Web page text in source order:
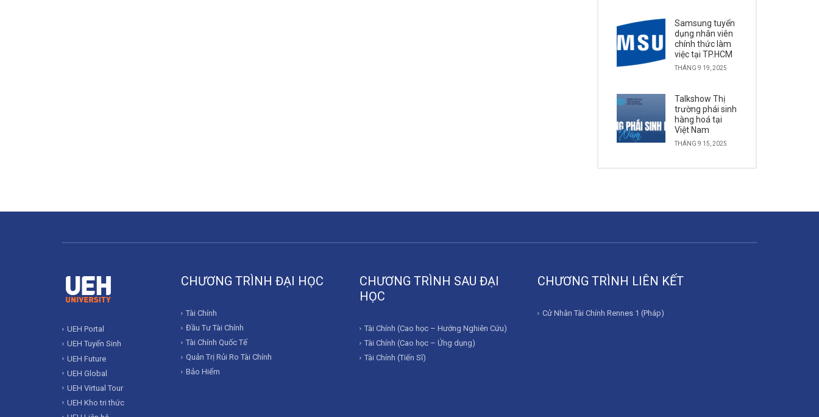
Samsung tuyển
dụng nhân viên
chính thức làm
việc tại TP.HCM
THÁNG 9 19, 2025
Talkshow Thị
trường phái sinh
hàng hoá tại
Việt Nam
THÁNG 9 15, 2025
UEH Portal
UEH Tuyển Sinh
UEH Future
UEH Global
UEH Virtual Tour
UEH Kho tri thức
CHƯƠNG TRÌNH ĐẠI HỌC
Tài Chính
Đầu Tư Tài Chính
Tài Chính Quốc Tế
Quản Trị Rủi Ro Tài Chính
Bảo Hiểm
CHƯƠNG TRÌNH SAU ĐẠI
HỌC
Tài Chính (Cao học – Hướng Nghiên Cứu)
Tài Chính (Cao học – Ứng dụng)
Tài Chính (Tiến Sĩ)
CHƯƠNG TRÌNH LIÊN KẾT
Cử Nhân Tài Chính Rennes 1 (Pháp)